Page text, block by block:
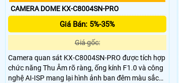
CAMERA DOME KX-C8004SN-PRO
Giá Bán: 5%-35%
Giá gốc:
Camera quan sát KX-C8004SN-PRO được tích hợp
chức năng Thu Âm rõ ràng, ống kính F1.0 và công
nghệ AI-ISP mang lại hình ảnh ban đêm màu sắc